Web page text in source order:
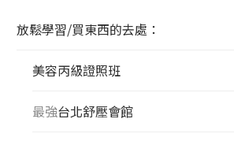
放鬆學習/買東西的去處：
美容丙級證照班
最強台北舒壓會館